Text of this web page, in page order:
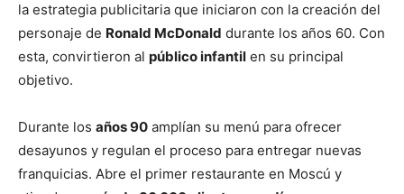
la estrategia publicitaria que iniciaron con la creación del
personaje de Ronald McDonald durante los años 60. Con
esta, convirtieron al público infantil en su principal
objetivo.
Durante los años 90 amplían su menú para ofrecer
desayunos y regulan el proceso para entregar nuevas
franquicias. Abre el primer restaurante en Moscú y